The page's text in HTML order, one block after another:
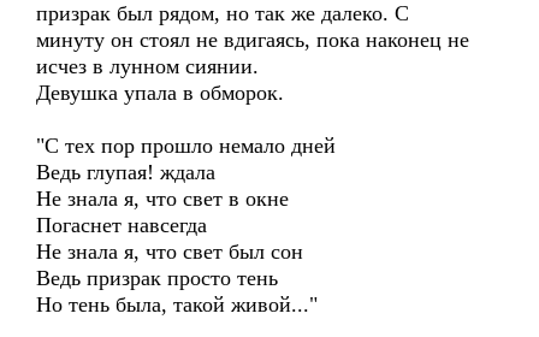
призрак был рядом, но так же далеко. С
минуту он стоял не вдигаясь, пока наконец не
исчез в лунном сиянии.
Девушка упала в обморок.
"С тех пор прошло немало дней
Ведь глупая! ждала
Не знала я, что свет в окне
Погаснет навсегда
Не знала я, что свет был сон
Ведь призрак просто тень
Но тень была, такой живой..."